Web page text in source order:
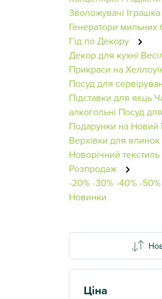
Показати
Ціна
Зволожувачі
Генератори мильних
Гід по Декору
Декор для кухні
Прикраси на
Посуд для
Підставки для яєць
алкогольні Посуд
Подарунки на Новий
Верхівки для ялинок
Новорічний текстиль
Розпродаж
-20%-30%-40%-50%
Новинки